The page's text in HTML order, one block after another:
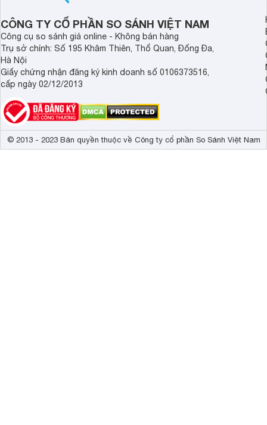
CÔNG TY CỔ PHẦN SO SÁNH VIỆT NAM
Công cụ so sánh giá online - Không bán hàng
Trụ sở chính: Số 195 Khâm Thiên, Thổ Quan, Đống Đa,
Hà Nội
Giấy chứng nhận đăng ký kinh doanh số 0106373516,
cấp ngày 02/12/2013
© 2013 - 2023 Bản quyền thuộc về Công ty cổ phần So Sánh Việt Nam